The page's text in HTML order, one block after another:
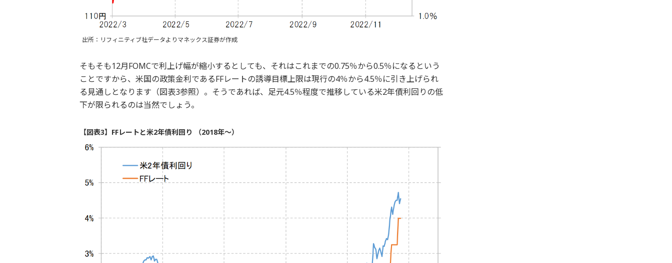
出所：リフィニティブ社データよりマネックス証券が作成
そもそも12月FOMCで利上げ幅が縮小するとしても、それはこれまでの0.75％から0.5％になるという
ことですから、米国の政策金利であるFFレートの誘導目標上限は現行の4％から4.5％に引き上げられ
る見通しとなります（図表3参照）。そうであれば、足元4.5％程度で推移している米2年債利回りの低
下が限られるのは当然でしょう。
【図表3】FFレートと米2年債利回り （2018年～）